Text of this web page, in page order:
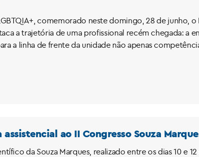
comemorado neste domingo, 28 de junho,
a trajetória de uma profissional recém chegada: a
a linha de frente da unidade não apenas
ao II Congresso Souza
da Souza Marques, realizado entre os dias 10 e